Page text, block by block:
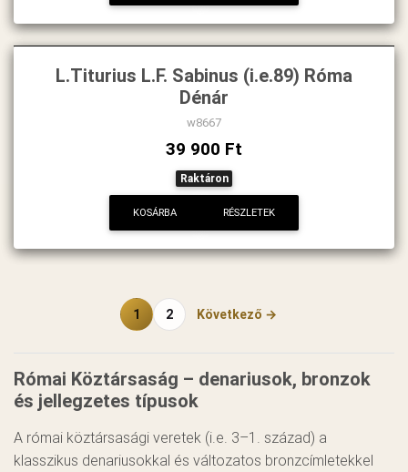
L.Titurius L.F. Sabinus (i.e.89) Róma
Dénár
w8667
39 900 Ft
Raktáron
KOSÁRBA RÉSZLETEK
1 2 Következő →
Római Köztársaság – denariusok, bronzok
és jellegzetes típusok
A római köztársasági veretek (i.e. 3–1. század) a
klasszikus denariusokkal és változatos bronzcímletekkel